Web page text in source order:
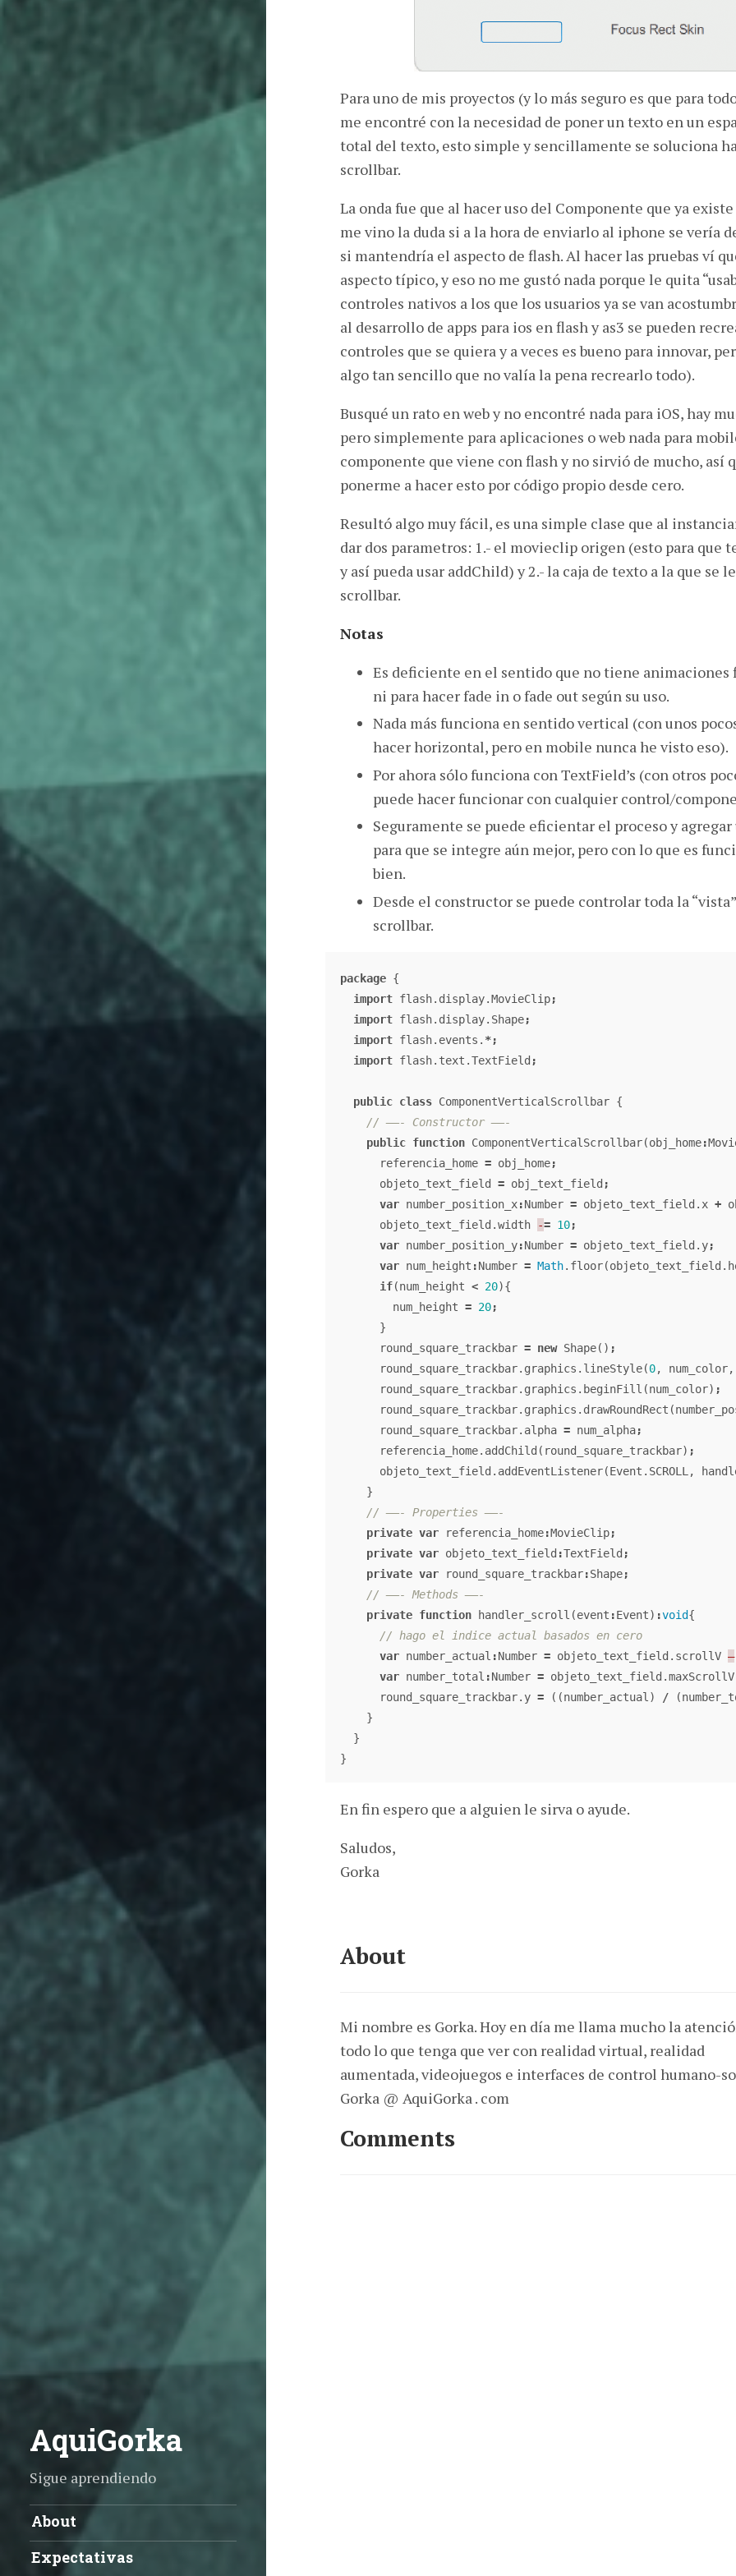
Para uno de mis proyectos (y lo más seguro es que para
me encontré con la necesidad de poner un texto en un
total del texto, esto simple y sencillamente se soluciona
scrollbar.
La onda fue que al hacer uso del Componente que ya
me vino la duda si a la hora de enviarlo al iphone se vería
si mantendría el aspecto de flash. Al hacer las pruebas ví
aspecto típico, y eso no me gustó nada porque le quita
controles nativos a los que los usuarios ya se van
al desarrollo de apps para ios en flash y as3 se pueden
controles que se quiera y a veces es bueno para innovar,
algo tan sencillo que no valía la pena recrearlo todo).
Busqué un rato en web y no encontré nada para iOS, hay
pero simplemente para aplicaciones o web nada para
componente que viene con flash y no sirvió de mucho, así
ponerme a hacer esto por código propio desde cero.
Resultó algo muy fácil, es una simple clase que al
dar dos parametros: 1.- el movieclip origen (esto para que
y así pueda usar addChild) y 2.- la caja de texto a la que se
scrollbar.
Notas
Es deficiente en el sentido que no tiene animaciones
ni para hacer fade in o fade out según su uso.
Nada más funciona en sentido vertical (con unos
hacer horizontal, pero en mobile nunca he visto eso).
Por ahora sólo funciona con TextField’s (con otros
puede hacer funcionar con cualquier control/
Seguramente se puede eficientar el proceso y
para que se integre aún mejor, pero con lo que es
bien.
Desde el constructor se puede controlar toda la
scrollbar.
package {
import flash. display.MovieClip;
import flash. display. Shape;
import flash. events . *;
import flash. text .TextField ;
public class ComponentVerticalScrollbar {
// ——- Constructor ——-
public function ComponentVerticalScrollbar(obj_home:
referencia_home = obj_home;
objeto_text_field = obj_text_field ;
var number_position_x:Number = objeto_text_field . x +
objeto_text_field .width -= 10;
var number_position_y:Number = objeto_text_field . y;
var num_height :Number = Math. floor(objeto_text_field .
if(num_height < 20){
num_height = 20;
}
round_square_trackbar = new Shape() ;
round_square_trackbar. graphics . lineStyle(0, num_color,
round_square_trackbar. graphics . beginFill (num_color) ;
round_square_trackbar. graphics . drawRoundRect (
round_square_trackbar. alpha = num_alpha;
referencia_home. addChild ( round_square_trackbar) ;
objeto_text_field . addEventListener(Event . SCROLL ,
}
// ——- Properties ——-
private var referencia_home:MovieClip;
private var objeto_text_field :TextField ;
private var round_square_trackbar:Shape;
// ——- Methods ——-
private function handler_scroll (event :Event) :void{
// hago el indice actual basados en cero
var number_actual :Number = objeto_text_field . scrollV –
var number_total :Number = objeto_text_field .maxScrollV
round_square_trackbar. y = ((number_actual ) / (
}
}
}
En fin espero que a alguien le sirva o ayude.
Saludos,
Gorka
About
Mi nombre es Gorka. Hoy en día me llama mucho la
todo lo que tenga que ver con realidad virtual, realidad
aumentada, videojuegos e interfaces de control humano-
Gorka @ AquiGorka . com
Comments
AquiGorka
Sigue aprendiendo
About
Expectativas